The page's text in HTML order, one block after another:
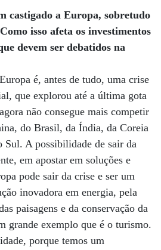
castigado a Europa, sobretudo
isso afeta os investimentos
devem ser debatidos na
é, antes de tudo, uma crise
que explorou até a última gota
não consegue mais competir
do Brasil, da Índia, da Coreia
A possibilidade de sair da
em apostar em soluções e
pode sair da crise e ser um
inovadora em energia, pela
paisagens e da conservação da
grande exemplo que é o turismo.
porque temos um